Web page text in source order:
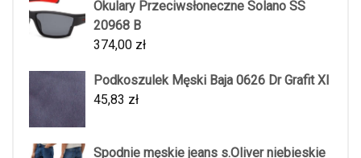
Okulary Przeciwsłoneczne Solano SS
20968 B
374,00 zł
Podkoszulek Męski Baja 0626 Dr Grafit Xl
45,83 zł
Spodnie męskie jeans s.Oliver niebieskie